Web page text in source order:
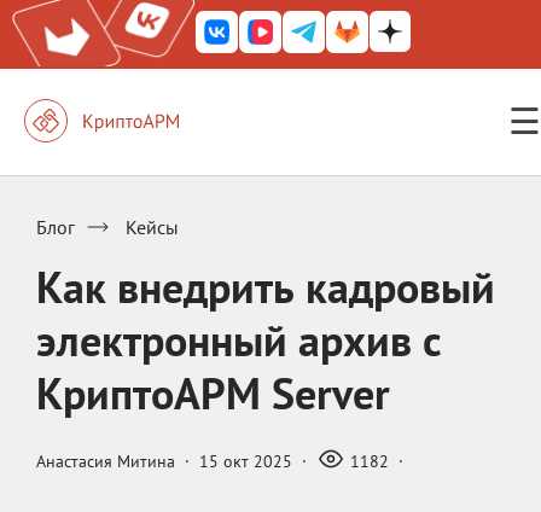
☰
Железный почтовый ящик
КриптоАРМ Mobile
КриптоАРМ ID
Блог Кейсы
Как внедрить кадровый
электронный архив с
КриптоАРМ Server
Анастасия Митина · 15 окт 2025 · 1182 ·